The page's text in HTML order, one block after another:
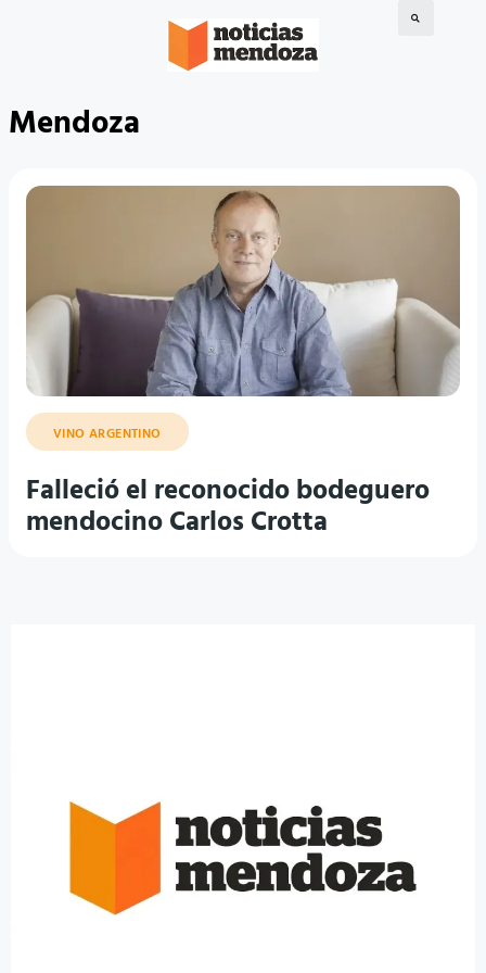
Mendoza
VINO ARGENTINO
Falleció el reconocido bodeguero
mendocino Carlos Crotta